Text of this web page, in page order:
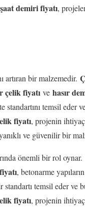
demiri fiyatı,
artıran bir malzemedir.
çelik fiyatı ve hasır
standartını temsil eder
fiyatı, projenin
ve güvenilir bir
önemli bir rol oynar.
, betonarme
standartı temsil eder ve
fiyatı, projenin